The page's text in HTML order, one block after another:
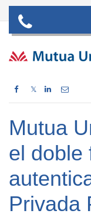
𝕏
Mutua
el doble
Privada